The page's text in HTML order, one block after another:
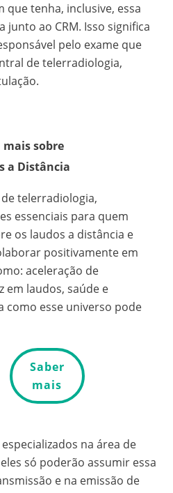
tenha, inclusive, essa
junto ao CRM. Isso significa
pelo exame que
de telerradiologia,
mais sobre
a Distância
telerradiologia,
essenciais para quem
os laudos a distância e
positivamente em
aceleração de
em laudos, saúde e
como esse universo pode
Saber
mais
na área de
só poderão assumir essa
e na emissão de